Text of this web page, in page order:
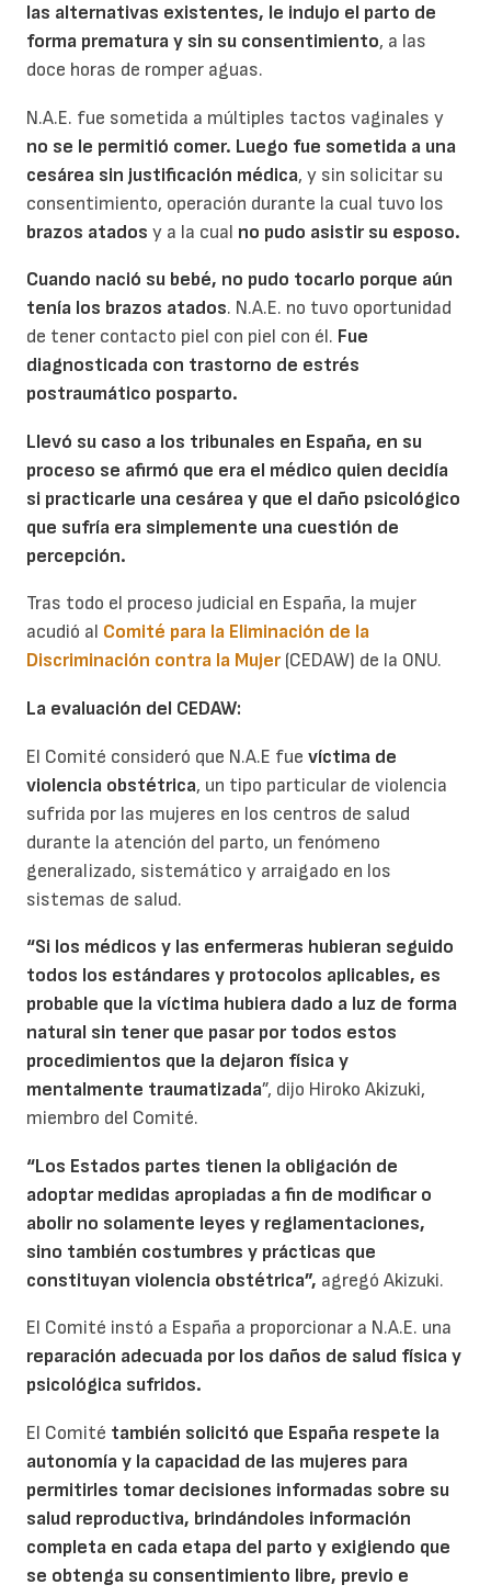
las alternativas existentes, le indujo el parto de
forma prematura y sin su consentimiento, a las
doce horas de romper aguas.
N.A.E. fue sometida a múltiples tactos vaginales y
no se le permitió comer. Luego fue sometida a una
cesárea sin justificación médica, y sin solicitar su
consentimiento, operación durante la cual tuvo los
brazos atados y a la cual no pudo asistir su esposo.
Cuando nació su bebé, no pudo tocarlo porque aún
tenía los brazos atados. N.A.E. no tuvo oportunidad
de tener contacto piel con piel con él. Fue
diagnosticada con trastorno de estrés
postraumático posparto.
Llevó su caso a los tribunales en España, en su
proceso se afirmó que era el médico quien decidía
si practicarle una cesárea y que el daño psicológico
que sufría era simplemente una cuestión de
percepción.
Tras todo el proceso judicial en España, la mujer
acudió al Comité para la Eliminación de la
Discriminación contra la Mujer (CEDAW) de la ONU.
La evaluación del CEDAW:
El Comité consideró que N.A.E fue víctima de
violencia obstétrica, un tipo particular de violencia
sufrida por las mujeres en los centros de salud
durante la atención del parto, un fenómeno
generalizado, sistemático y arraigado en los
sistemas de salud.
“Si los médicos y las enfermeras hubieran seguido
todos los estándares y protocolos aplicables, es
probable que la víctima hubiera dado a luz de forma
natural sin tener que pasar por todos estos
procedimientos que la dejaron física y
mentalmente traumatizada”, dijo Hiroko Akizuki,
miembro del Comité.
“Los Estados partes tienen la obligación de
adoptar medidas apropiadas a fin de modificar o
abolir no solamente leyes y reglamentaciones,
sino también costumbres y prácticas que
constituyan violencia obstétrica”, agregó Akizuki.
El Comité instó a España a proporcionar a N.A.E. una
reparación adecuada por los daños de salud física y
psicológica sufridos.
El Comité también solicitó que España respete la
autonomía y la capacidad de las mujeres para
permitirles tomar decisiones informadas sobre su
salud reproductiva, brindándoles información
completa en cada etapa del parto y exigiendo que
se obtenga su consentimiento libre, previo e